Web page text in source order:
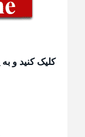
کلیک کنید و